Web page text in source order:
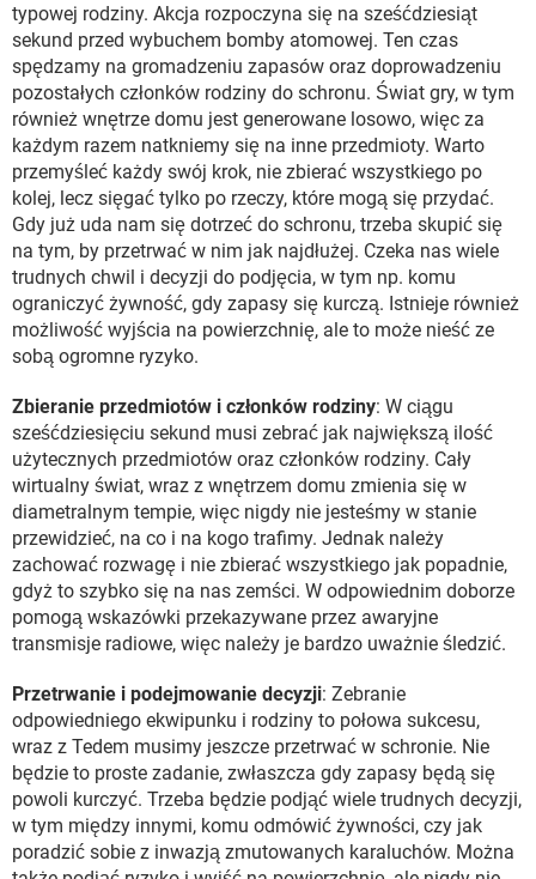
typowej rodziny. Akcja rozpoczyna się na sześćdziesiąt
sekund przed wybuchem bomby atomowej. Ten czas
spędzamy na gromadzeniu zapasów oraz doprowadzeniu
pozostałych członków rodziny do schronu. Świat gry, w tym
również wnętrze domu jest generowane losowo, więc za
każdym razem natkniemy się na inne przedmioty. Warto
przemyśleć każdy swój krok, nie zbierać wszystkiego po
kolej, lecz sięgać tylko po rzeczy, które mogą się przydać.
Gdy już uda nam się dotrzeć do schronu, trzeba skupić się
na tym, by przetrwać w nim jak najdłużej. Czeka nas wiele
trudnych chwil i decyzji do podjęcia, w tym np. komu
ograniczyć żywność, gdy zapasy się kurczą. Istnieje również
możliwość wyjścia na powierzchnię, ale to może nieść ze
sobą ogromne ryzyko.
Zbieranie przedmiotów i członków rodziny: W ciągu
sześćdziesięciu sekund musi zebrać jak największą ilość
użytecznych przedmiotów oraz członków rodziny. Cały
wirtualny świat, wraz z wnętrzem domu zmienia się w
diametralnym tempie, więc nigdy nie jesteśmy w stanie
przewidzieć, na co i na kogo trafimy. Jednak należy
zachować rozwagę i nie zbierać wszystkiego jak popadnie,
gdyż to szybko się na nas zemści. W odpowiednim doborze
pomogą wskazówki przekazywane przez awaryjne
transmisje radiowe, więc należy je bardzo uważnie śledzić.
Przetrwanie i podejmowanie decyzji: Zebranie
odpowiedniego ekwipunku i rodziny to połowa sukcesu,
wraz z Tedem musimy jeszcze przetrwać w schronie. Nie
będzie to proste zadanie, zwłaszcza gdy zapasy będą się
powoli kurczyć. Trzeba będzie podjąć wiele trudnych decyzji,
w tym między innymi, komu odmówić żywności, czy jak
poradzić sobie z inwazją zmutowanych karaluchów. Można